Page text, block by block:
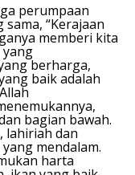
perumpaan
“Kerajaan
memberi kita
yang
berharga,
baik adalah
bagian bawah.
lahiriah dan
mendalam.
harta